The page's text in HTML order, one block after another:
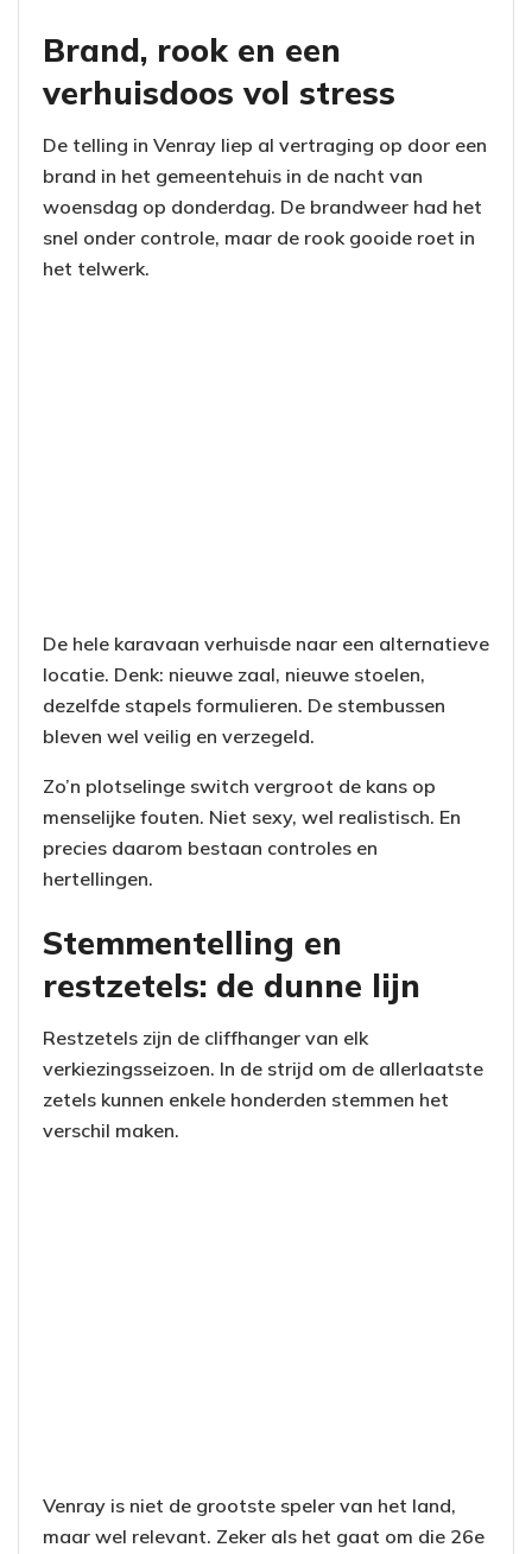
Brand, rook en een
verhuisdoos vol stress
De telling in Venray liep al vertraging op door een
brand in het gemeentehuis in de nacht van
woensdag op donderdag. De brandweer had het
snel onder controle, maar de rook gooide roet in
het telwerk.
De hele karavaan verhuisde naar een alternatieve
locatie. Denk: nieuwe zaal, nieuwe stoelen,
dezelfde stapels formulieren. De stembussen
bleven wel veilig en verzegeld.
Zo’n plotselinge switch vergroot de kans op
menselijke fouten. Niet sexy, wel realistisch. En
precies daarom bestaan controles en
hertellingen.
Stemmentelling en
restzetels: de dunne lijn
Restzetels zijn de cliffhanger van elk
verkiezingsseizoen. In de strijd om de allerlaatste
zetels kunnen enkele honderden stemmen het
verschil maken.
Venray is niet de grootste speler van het land,
maar wel relevant. Zeker als het gaat om die 26e